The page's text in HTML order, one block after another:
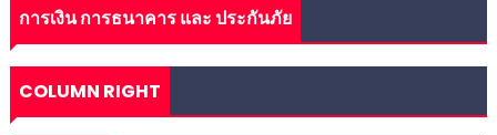
การเงิน การธนาคาร และ ประกันภัย
COLUMN RIGHT